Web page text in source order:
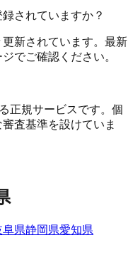
されていますか？
新されています。最新
でご確認ください。
正規サービスです。個
査基準を設けていま
阜県静岡県愛知県